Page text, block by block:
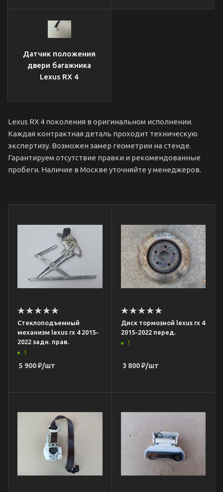
Датчик положения
двери багажника
Lexus RX 4
Lexus RX 4 поколения в оригинальном исполнении.
Каждая контрактная деталь проходит техническую
экспертизу. Возможен замер геометрии на стенде.
Гарантируем отсутствие правки и рекомендованные
пробеги. Наличие в Москве уточняйте у менеджеров.
Стеклоподъемный
механизм lexus rx 4 2015-
2022 задн. прав.
1
5 900₽/шт
Диск тормозной lexus rx 4
2015-2022 перед.
1
3 800₽/шт